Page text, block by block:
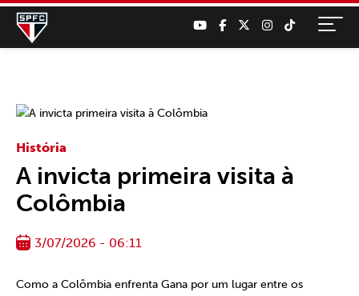
História
A invicta primeira visita à
Colômbia
3/07/2026 - 06:11
Como a Colômbia enfrenta Gana por um lugar entre os